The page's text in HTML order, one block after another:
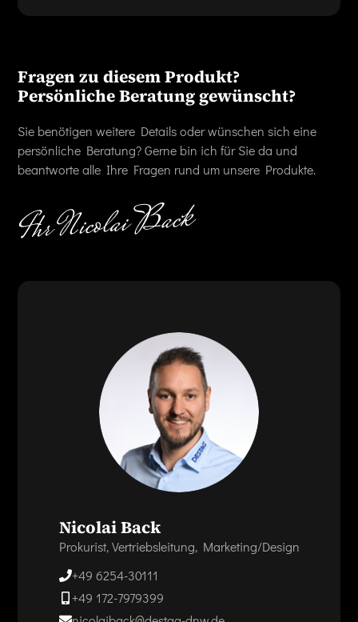
Fragen zu diesem Produkt?
Persönliche Beratung gewünscht?
Sie benötigen weitere Details oder wünschen sich eine
persönliche Beratung? Gerne bin ich für Sie da und
beantworte alle Ihre Fragen rund um unsere Produkte.
Nicolai Back
Prokurist, Vertriebsleitung, Marketing/Design
+49 6254-30111
+49 172-7979399